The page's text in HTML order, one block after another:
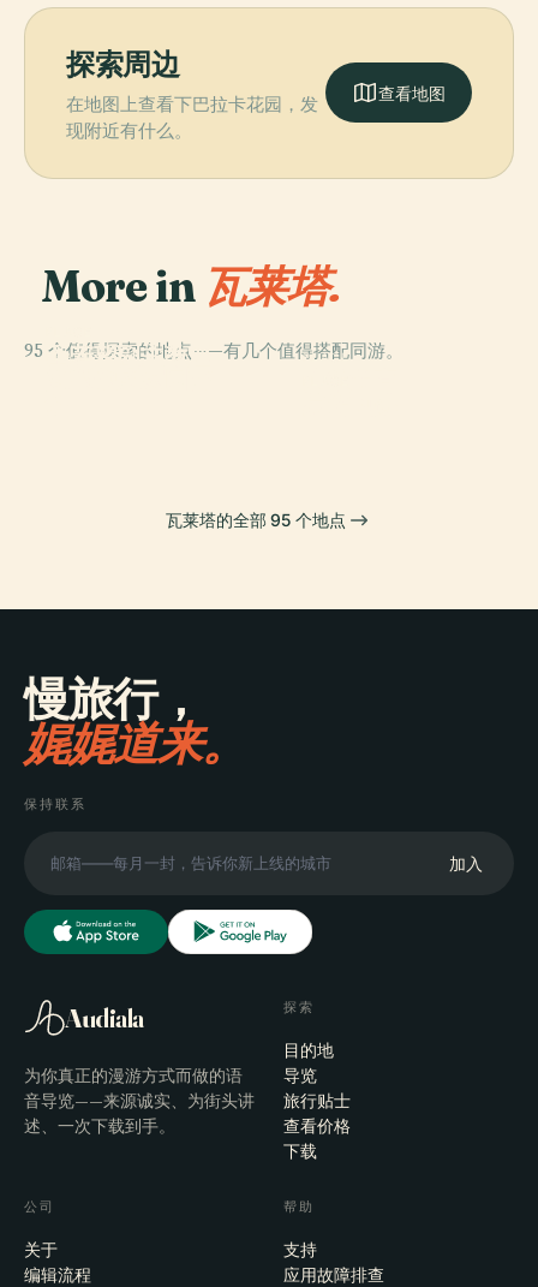
探索周边
在地图上查看下巴拉卡花园，发
现附近有什么。
查看地图
More in 瓦莱塔.
95 个值得探索的地点——有几个值得搭配同游。
圣若望副主教座
PLACE
PLACE
瓦莱塔的全部 95 个地点
慢旅行，
娓娓道来。
保持联系
加入
Audiala
为你真正的漫游方式而做的语
音导览——来源诚实、为街头讲
述、一次下载到手。
探索
目的地
导览
旅行贴士
查看价格
下载
公司
关于
编辑流程
帮助
支持
应用故障排查